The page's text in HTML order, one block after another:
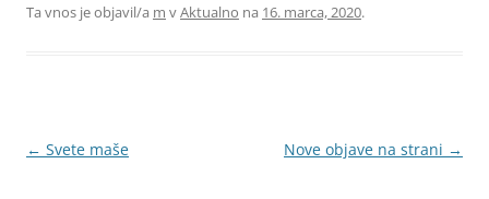
Ta vnos je objavil/a m vAktualno na 16. marca, 2020.
Krmarjenje
← Svete maše Nove objave na strani →